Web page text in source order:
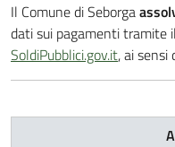
Il Comune di Seborga
dati sui pagamenti tramite
SoldiPubblici.gov.it, ai sensi